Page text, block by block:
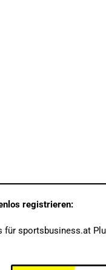
registrieren:
für sportsbusiness.at